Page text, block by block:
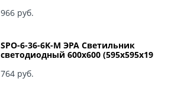
966 руб.
SPO-6-36-6K-M ЭРА Светильник
светодиодный 600х600 (595x595x19
Матовый Б0039318
764 руб.